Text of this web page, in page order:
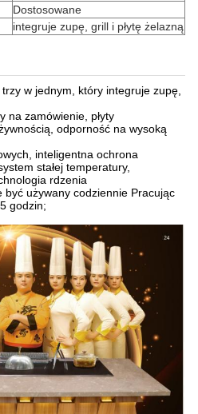
Dostosowane
integruje zupę, grill i płytę żelazną
w jednym, który integruje zupę,
na zamówienie, płyty
odporność na wysoką
inteligentna ochrona
stałej temperatury,
rdzenia
używany codziennie Pracując
godzin;